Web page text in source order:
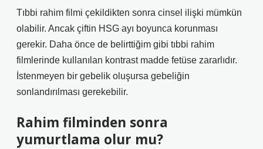
Tıbbi rahim filmi çekildikten sonra cinsel ilişki mümkün
olabilir. Ancak çiftin HSG ayı boyunca korunması
gerekir. Daha önce de belirttiğim gibi tıbbi rahim
filmlerinde kullanılan kontrast madde fetüse zararlıdır.
İstenmeyen bir gebelik oluşursa gebeliğin
sonlandırılması gerekebilir.
Rahim filminden sonra
yumurtlama olur mu?